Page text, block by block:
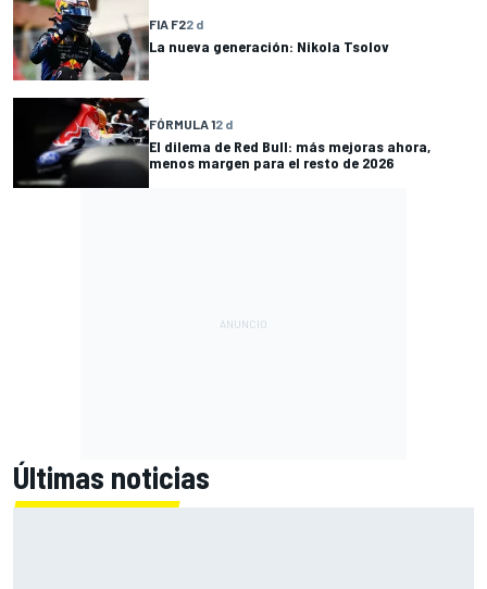
FIA F22 d
La nueva generación: Nikola Tsolov
FÓRMULA 12 d
El dilema de Red Bull: más mejoras ahora,
menos margen para el resto de 2026
Últimas noticias